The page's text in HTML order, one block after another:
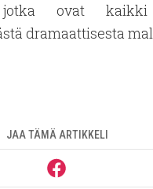
jotka ovat kaikki
dramaattisesta
JAA TÄMÄ ARTIKKELI